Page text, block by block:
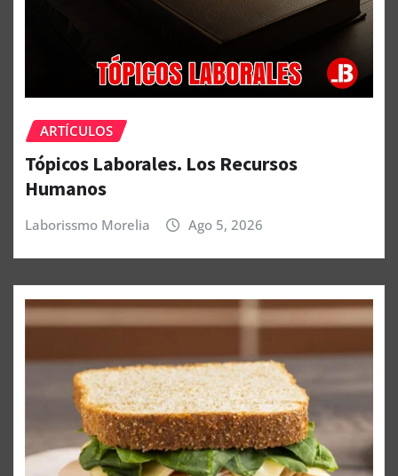
ARTÍCULOS
Tópicos Laborales. Los Recursos
Humanos
Laborissmo Morelia Ago 5, 2026